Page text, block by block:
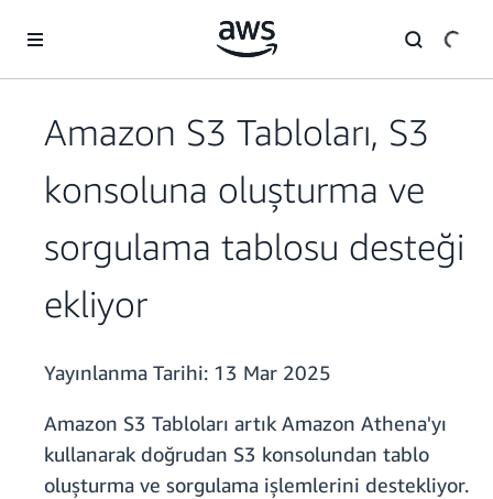
Amazon S3 Tabloları, S3
konsoluna oluşturma ve
sorgulama tablosu desteği
ekliyor
Yayınlanma Tarihi: 13 Mar 2025
Amazon S3 Tabloları artık Amazon Athena'yı
kullanarak doğrudan S3 konsolundan tablo
oluşturma ve sorgulama işlemlerini destekliyor.